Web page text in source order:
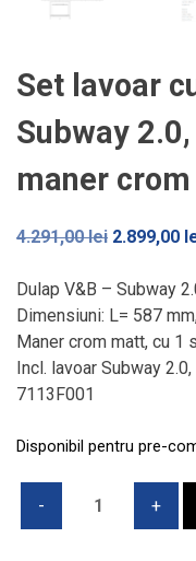
Set lavoar
Subway
maner
4.291,00lei Prețul
a
fost:
4.291,00
2.899,00
Dulap V&B – Subway
Dimensiuni: L= 587
Maner crom matt, cu 1
Incl. lavoar Subway
7113F001
Disponibil pentru pre-
Cantitate